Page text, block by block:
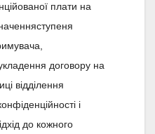
плати на
договору на
відділення
і
до кожного